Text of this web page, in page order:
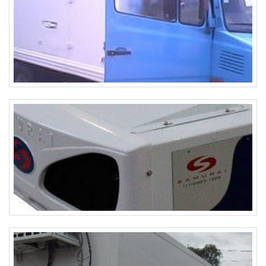
durabilidade e vida útil. A Via Equipamentos é uma
empresa reconhecida no mercado pela qualidade e
confiabilidade de seus produtos. Com mais de 10 anos de
experiência, a empresa oferece soluções completas em
refrigeração, climatização e ventilação, sempre com o
compromisso de atender às necessidades de seus clientes.
refrigeração chiller da Via Equipamentos. Com um produto
de qualidade e confiança, você terá a garantia de um
investimento seguro e eficiente para o seu negócio.